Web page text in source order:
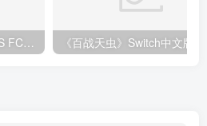
《FC足球26 EA SPORTS FC 26》Switch中文版下载+1.82.4264补丁+1DLC